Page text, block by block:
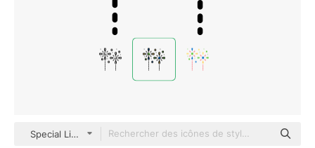
Special Lineal color